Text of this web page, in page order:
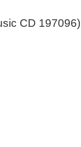
CD 197096)